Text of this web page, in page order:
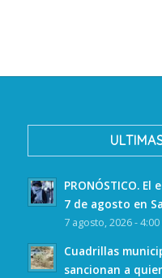
PRONÓSTICO.
7 de agosto en
7 agosto, 2026 - 4:00
Cuadrillas
sancionan a